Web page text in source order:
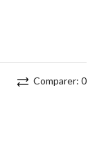
Comparer: 0